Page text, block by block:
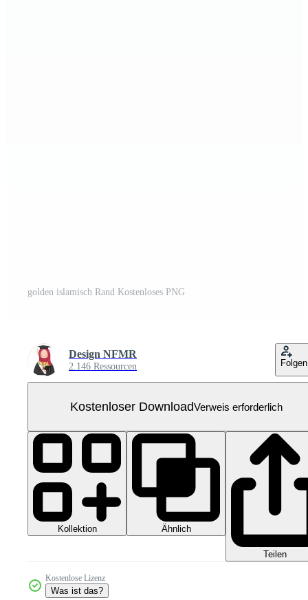
golden islamisch Rand Kostenloses PNG
Design NFMR
2.146 Ressourcen Folgen
Kostenloser DownloadVerweis erforderlich
Kollektion Ähnlich
Teilen
Kostenlose Lizenz
Was ist das?